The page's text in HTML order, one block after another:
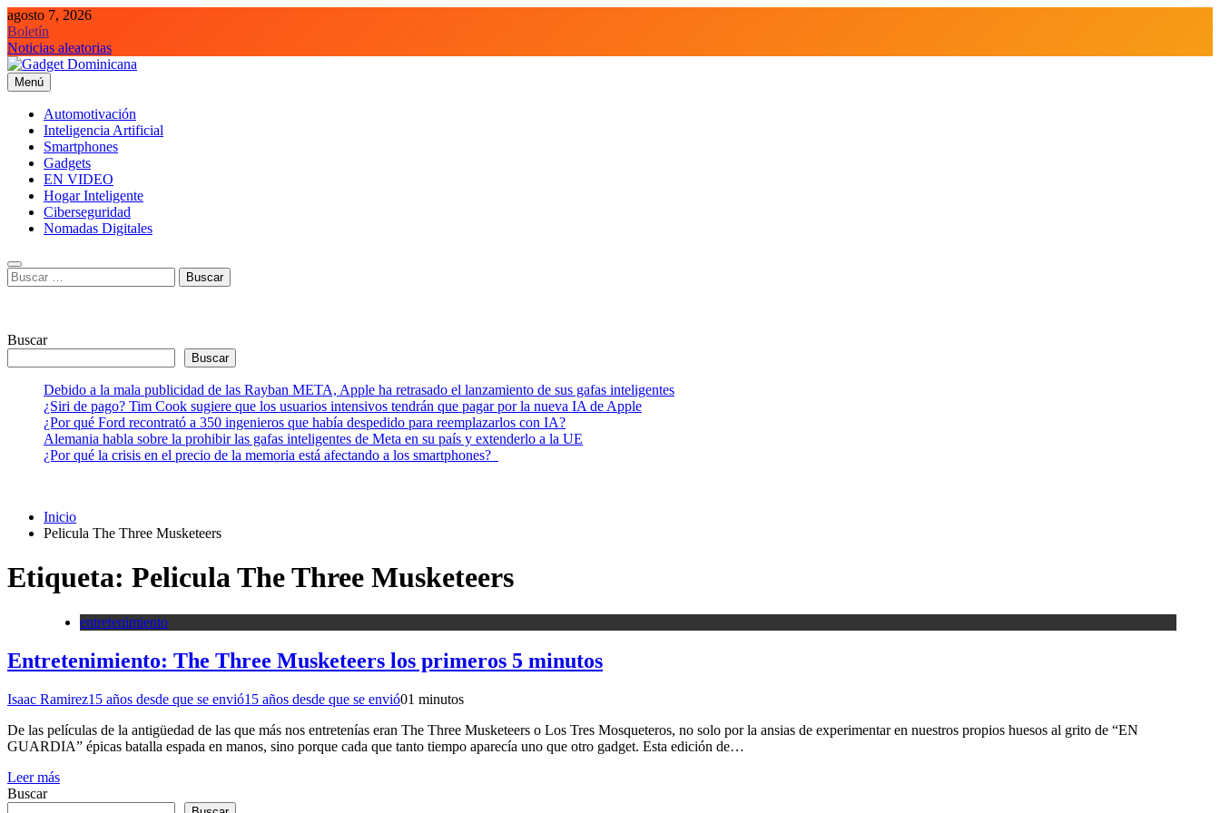
Saltar
al
contenido
agosto 7, 2026
Boletín
Noticias aleatorias
Gadget Dominicana
Gadgets, Autos y Tecnología de consumo
Menú
Automotivación
Inteligencia Artificial
Smartphones
Gadgets
EN VIDEO
Hogar Inteligente
Ciberseguridad
Nomadas Digitales
Buscar:
Buscar
Buscar
Debido a la mala publicidad de las Rayban META, Apple ha retrasado el lanzamiento de sus gafas inteligentes
¿Siri de pago? Tim Cook sugiere que los usuarios intensivos tendrán que pagar por la nueva IA de Apple
¿Por qué Ford recontrató a 350 ingenieros que había despedido para reemplazarlos con IA?
Alemania habla sobre la prohibir las gafas inteligentes de Meta en su país y extenderlo a la UE
¿Por qué la crisis en el precio de la memoria está afectando a los smartphones?
Inicio
Pelicula The Three Musketeers
Etiqueta: Pelicula The Three Musketeers
entretenimiento
Entretenimiento: The Three Musketeers los primeros 5 minutos
Isaac Ramirez15 años desde que se envió15 años desde que se envió01 minutos
De las películas de la antigüedad de las que más nos entretenías eran The Three Musketeers o Los Tres Mosqueteros, no solo por la ansias de experimentar en nuestros propios huesos al grito de “EN
GUARDIA” épicas batalla espada en manos, sino porque cada que tanto tiempo aparecía uno que otro gadget. Esta edición de…
Leer más
Buscar